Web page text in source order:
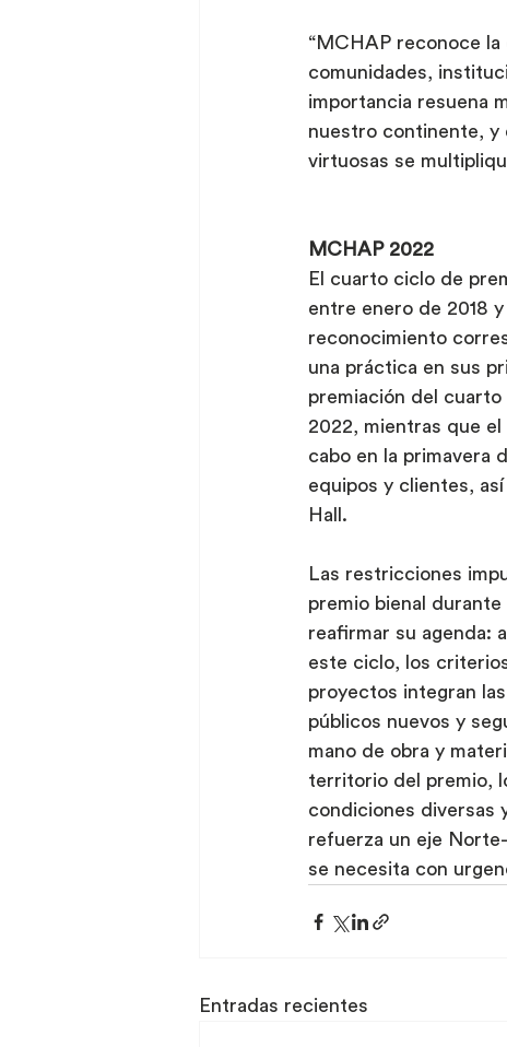
“MCHAP reconoce
comunidades,
importancia resuena
nuestro continente, y
virtuosas se
MCHAP 2022
El cuarto ciclo de
entre enero de 2018
reconocimiento
una práctica en sus
premiación del
2022, mientras que
cabo en la primavera
equipos y clientes,
Hall.
Las restricciones
premio bienal
reafirmar su agenda:
este ciclo, los
proyectos integran
públicos nuevos y
mano de obra y
territorio del premio,
condiciones diversas
refuerza un eje
se necesita con
Entradas recientes